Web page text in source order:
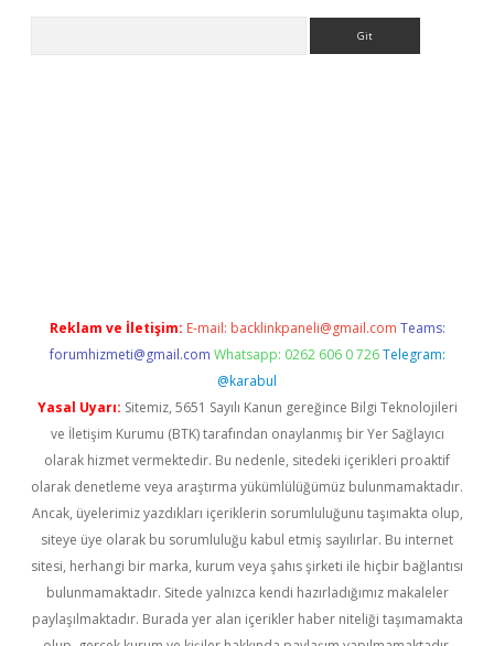
Reklam ve İletişim: E-mail: backlinkpaneli@gmail.com Teams:
forumhizmeti@gmail.com Whatsapp: 0262 606 0 726 Telegram:
@karabul
Yasal Uyarı: Sitemiz, 5651 Sayılı Kanun gereğince Bilgi Teknolojileri
ve İletişim Kurumu (BTK) tarafından onaylanmış bir Yer Sağlayıcı
olarak hizmet vermektedir. Bu nedenle, sitedeki içerikleri proaktif
olarak denetleme veya araştırma yükümlülüğümüz bulunmamaktadır.
Ancak, üyelerimiz yazdıkları içeriklerin sorumluluğunu taşımakta olup,
siteye üye olarak bu sorumluluğu kabul etmiş sayılırlar. Bu internet
sitesi, herhangi bir marka, kurum veya şahıs şirketi ile hiçbir bağlantısı
bulunmamaktadır. Sitede yalnızca kendi hazırladığımız makaleler
paylaşılmaktadır. Burada yer alan içerikler haber niteliği taşımamakta